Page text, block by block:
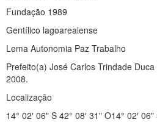
Fundação 1989
Gentílico lagoarealense
Lema Autonomia Paz Trabalho
Prefeito(a) José Carlos Trindade
2008.
Localização
14° 02′ 06" S 42° 08′ 31" O14° 02′